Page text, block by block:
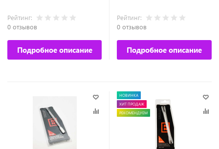
Рейтинг:
0 отзывов
Подробное описание
Рейтинг:
0 отзывов
Подробное описание
НОВИНКА
ХИТ ПРОДАЖ
РЕКОМЕНДУЕМ